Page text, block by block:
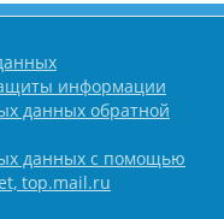
информации
данных обратной
данных с помощью
top.mail.ru